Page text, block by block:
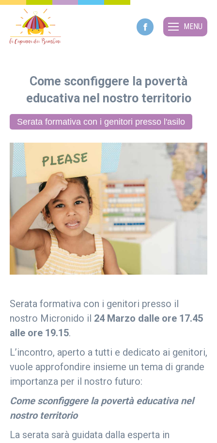
MENU
Facebook
in
new
window
Come sconfiggere la povertà
educativa nel nostro territorio
Serata formativa con i genitori presso l'asilo
Serata formativa con i genitori presso il
nostro Micronido il 24 Marzo dalle ore 17.45
alle ore 19.15.
L’incontro, aperto a tutti e dedicato ai genitori,
vuole approfondire insieme un tema di grande
importanza per il nostro futuro:
Come sconfiggere la povertà educativa nel
nostro territorio
La serata sarà guidata dalla esperta in